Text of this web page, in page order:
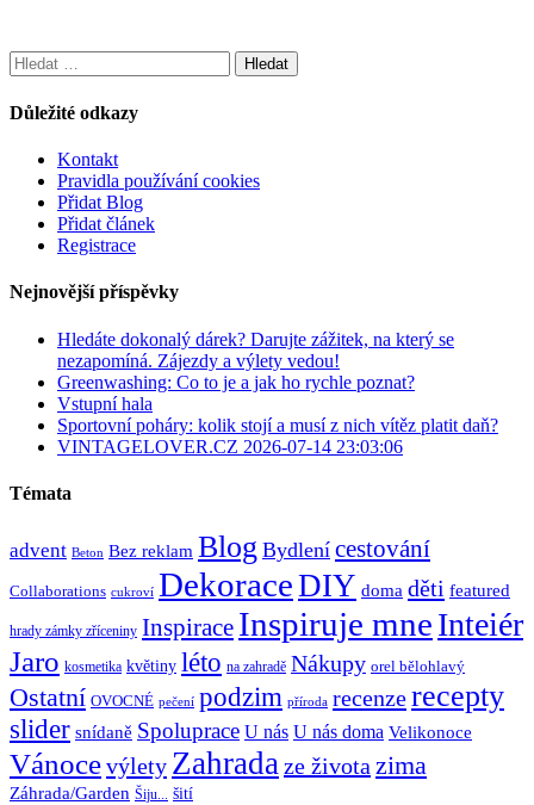
Vyhledávání
Důležité odkazy
Kontakt
Pravidla používání cookies
Přidat Blog
Přidat článek
Registrace
Nejnovější příspěvky
Hledáte dokonalý dárek? Darujte zážitek, na který se
nezapomíná. Zájezdy a výlety vedou!
Greenwashing: Co to je a jak ho rychle poznat?
Vstupní hala
Sportovní poháry: kolik stojí a musí z nich vítěz platit daň?
VINTAGELOVER.CZ 2026-07-14 23:03:06
Témata
advent Beton Bez reklam Blog Bydlení cestování
Collaborations cukroví DekoraceDIY doma děti featured
hrady zámky zříceniny Inspirace Inspiruje mneInteiér
Jaro kosmetika květiny léto na zahradě Nákupy orel bělohlavý
Ostatní OVOCNÉ pečení podzim příroda recenzerecepty
slider snídaně Spoluprace U nás U nás doma Velikonoce
Vánocevýlety Zahradaze života zima
Záhrada/Garden Šiju... šití